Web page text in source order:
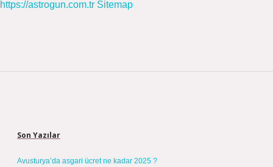
https://astrogun.com.tr Sitemap
Son Yazılar
Avusturya’da asgari ücret ne kadar 2025 ?